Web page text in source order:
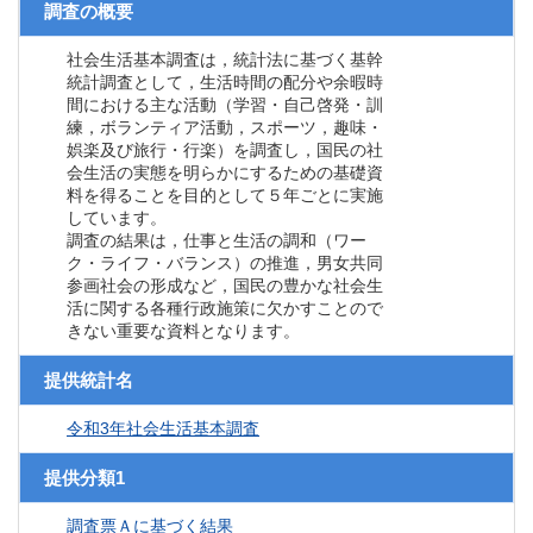
調査の概要
社会生活基本調査は，統計法に基づく基幹
統計調査として，生活時間の配分や余暇時
間における主な活動（学習・自己啓発・訓
練，ボランティア活動，スポーツ，趣味・
娯楽及び旅行・行楽）を調査し，国民の社
会生活の実態を明らかにするための基礎資
料を得ることを目的として５年ごとに実施
しています。
調査の結果は，仕事と生活の調和（ワー
ク・ライフ・バランス）の推進，男女共同
参画社会の形成など，国民の豊かな社会生
活に関する各種行政施策に欠かすことので
きない重要な資料となります。
提供統計名
令和3年社会生活基本調査
提供分類1
調査票Ａに基づく結果